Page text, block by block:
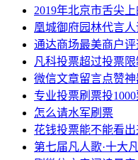
2019年北京市舌尖
凰城御府园林代言
通达商场最美商户评
凡科投票超过投票
微信文章留言点赞神
专业投票刷票投
怎么请水军刷票
花钱投票能不能看出
第七届凡人歌·十大